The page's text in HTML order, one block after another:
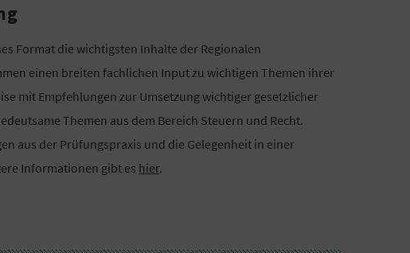
Format die wichtigsten Inhalte der Regionalen
einen breiten fachlichen Input zu wichtigen Themen ihrer
mit Empfehlungen zur Umsetzung wichtiger gesetzlicher
Themen aus dem Bereich Steuern und Recht.
aus der Prüfungspraxis und die Gelegenheit in einer
Informationen gibt es hier.